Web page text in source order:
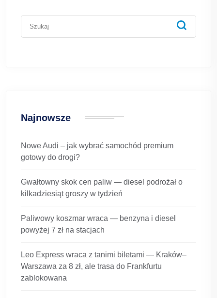
Najnowsze
Nowe Audi – jak wybrać samochód premium
gotowy do drogi?
Gwałtowny skok cen paliw — diesel podrożał o
kilkadziesiąt groszy w tydzień
Paliwowy koszmar wraca — benzyna i diesel
powyżej 7 zł na stacjach
Leo Express wraca z tanimi biletami — Kraków–
Warszawa za 8 zł, ale trasa do Frankfurtu
zablokowana